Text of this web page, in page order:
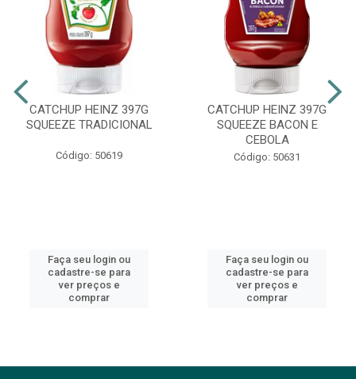
CATCHUP HEINZ 397G
SQUEEZE TRADICIONAL
Código: 50619
Faça seu login ou
cadastre-se para
ver preços e
comprar
CATCHUP HEINZ 397G
SQUEEZE BACON E
CEBOLA
Código: 50631
Faça seu login ou
cadastre-se para
ver preços e
comprar